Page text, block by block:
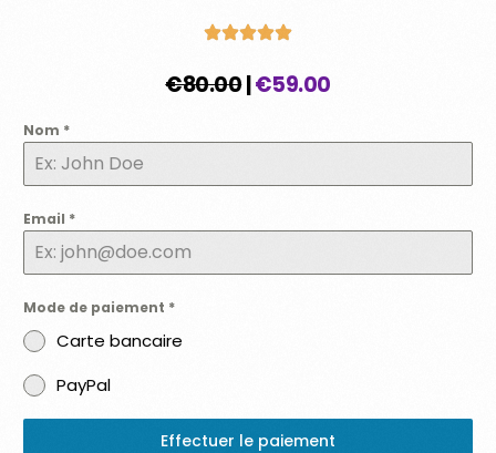
€80.00|€59.00
Nom *
Email *
Mode de paiement *
Carte bancaire
PayPal
Effectuer le paiement